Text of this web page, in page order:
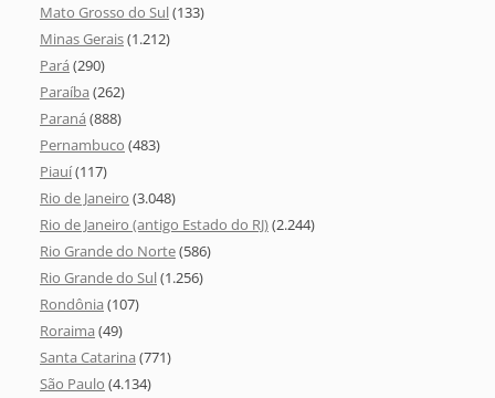
Mato Grosso do Sul(133)
Minas Gerais(1.212)
Pará (290)
Paraíba (262)
Paraná (888)
Pernambuco (483)
Piauí(117)
Rio de Janeiro (3.048)
Rio de Janeiro (antigo Estado do RJ)(2.244)
Rio Grande do Norte(586)
Rio Grande do Sul(1.256)
Rondônia (107)
Roraima (49)
Santa Catarina (771)
São Paulo (4.134)